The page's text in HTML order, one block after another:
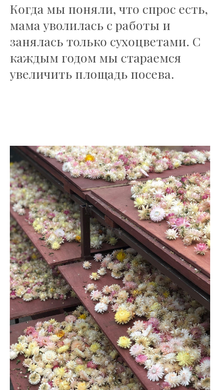
Когда мы поняли, что спрос есть,
мама уволилась с работы и
занялась только сухоцветами. С
каждым годом мы стараемся
увеличить площадь посева.